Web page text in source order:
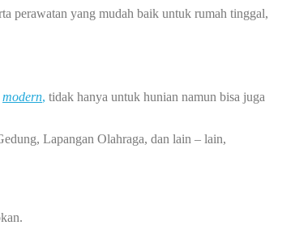
perawatan yang mudah baik untuk rumah tinggal,
modern, tidak hanya untuk hunian namun bisa juga
Lapangan Olahraga, dan lain – lain,